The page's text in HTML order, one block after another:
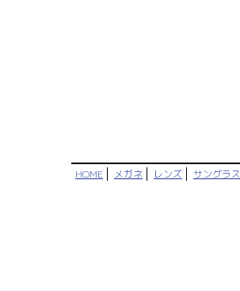
HOME メガネ レンズ サングラス